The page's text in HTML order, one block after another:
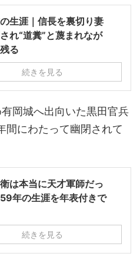
生涯｜信長を裏切り妻
れ“道糞”と蔑まれなが
る
続きを見る
岡城へ出向いた黒田官兵
間にわたって幽閉されて
は本当に天才軍師だっ
年の生涯を年表付きで
続きを見る